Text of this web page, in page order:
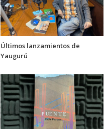
Últimos lanzamientos de
Yaugurú